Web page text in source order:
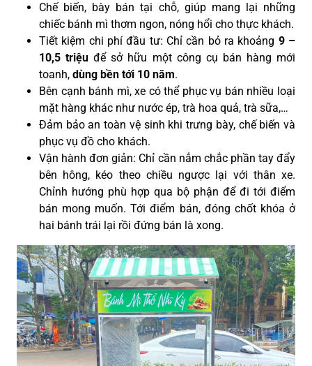
Chế biến, bày bán tại chỗ, giúp mang lại những
chiếc bánh mì thơm ngon, nóng hổi cho thực khách.
Tiết kiệm chi phí đầu tư: Chỉ cần bỏ ra khoảng 9 –
10,5 triệuđể sở hữu một công cụ bán hàng mới
toanh, dùng bền tới 10 năm.
Bên cạnh bánh mì, xe có thể phục vụ bán nhiều loại
mặt hàng khác như nước ép, trà hoa quả, trà sữa,…
Đảm bảo an toàn vệ sinh khi trưng bày, chế biến và
phục vụ đồ cho khách.
Vận hành đơn giản: Chỉ cần nắm chắc phần tay đẩy
bên hông, kéo theo chiều ngược lại với thân xe.
Chỉnh hướng phù hợp qua bộ phận để đi tới điểm
bán mong muốn. Tới điểm bán, đóng chốt khóa ở
hai bánh trái lại rồi đứng bán là xong.